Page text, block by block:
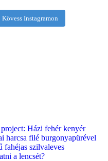
Kövess Instagramon
Házi fehér kenyér
harcsa filé burgonyapürével
fahéjas szilvaleves
a lencsét?